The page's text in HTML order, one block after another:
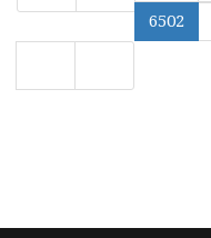
6502